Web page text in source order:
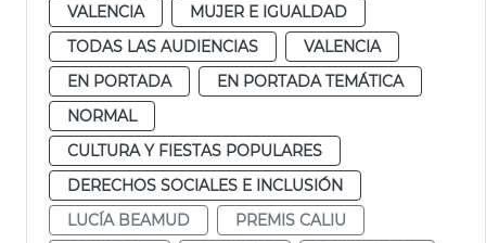
VALENCIA
MUJER E IGUALDAD
TODAS LAS AUDIENCIAS
VALENCIA
EN PORTADA
EN PORTADA TEMÁTICA
NORMAL
CULTURA Y FIESTAS POPULARES
DERECHOS SOCIALES E INCLUSIÓN
LUCÍA BEAMUD
PREMIS CALIU